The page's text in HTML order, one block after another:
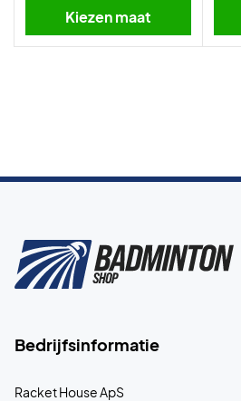
Kiezen maat
Bedrijfsinformatie
Racket House ApS